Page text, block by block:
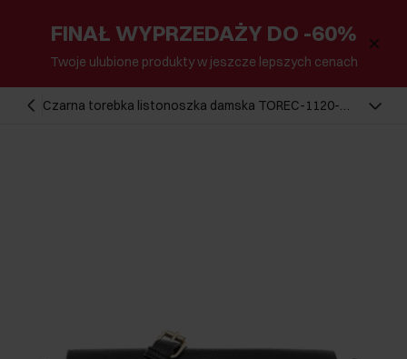
FINAŁ WYPRZEDAŻY DO -60%
Twoje ulubione produkty w jeszcze lepszych cenach
Czarna torebka listonoszka damska TOREC-1120-